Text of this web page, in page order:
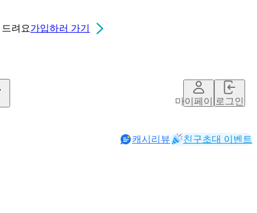
드려요가입하러 가기
마이페이지로그인
캐시리뷰 친구초대 이벤트